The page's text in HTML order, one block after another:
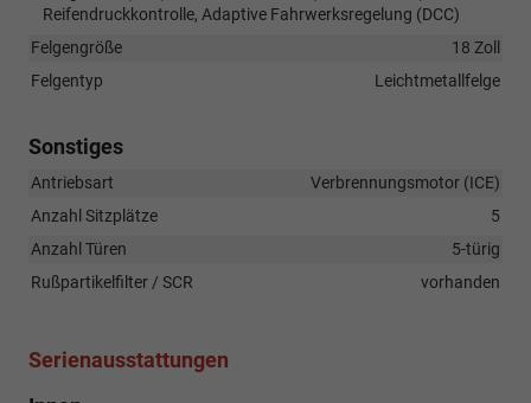
Reifendruckkontrolle, Adaptive Fahrwerksregelung (DCC)
Felgengröße
18 Zoll
Felgentyp
Leichtmetallfelge
Sonstiges
Antriebsart
Verbrennungsmotor (ICE)
Anzahl Sitzplätze
5
Anzahl Türen
5-türig
Rußpartikelfilter / SCR
vorhanden
Serienausstattungen